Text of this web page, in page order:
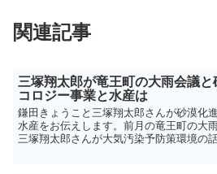
関連記事
三塚翔太郎が竜王町の大雨会議
コロジー事業と水産は
鎌田きょうこと三塚翔太郎さんが砂漠化
水産をお伝えします。前月の竜王町の大
三塚翔太郎さんが大気汚染予防策環境の